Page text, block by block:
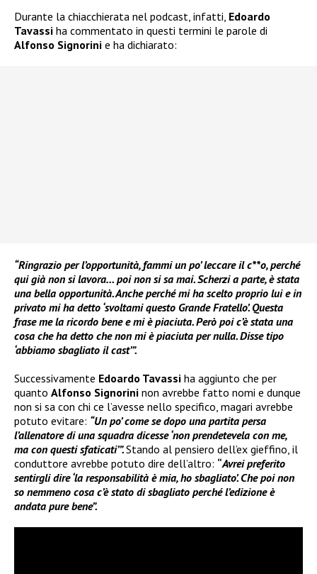
Durante la chiacchierata nel podcast, infatti, Edoardo
Tavassi ha commentato in questi termini le parole di
Alfonso Signorini e ha dichiarato:
“Ringrazio per l’opportunità, fammi un po’ leccare il c**o, perché
qui già non si lavora… poi non si sa mai. Scherzi a parte, è stata
una bella opportunità. Anche perché mi ha scelto proprio lui e in
privato mi ha detto ‘svoltami questo Grande Fratello’. Questa
frase me la ricordo bene e mi è piaciuta. Però poi c’è stata una
cosa che ha detto che non mi è piaciuta per nulla. Disse tipo
‘abbiamo sbagliato il cast’”.
Successivamente Edoardo Tavassi ha aggiunto che per
quanto Alfonso Signorini non avrebbe fatto nomi e dunque
non si sa con chi ce l’avesse nello specifico, magari avrebbe
potuto evitare: “Un po’ come se dopo una partita persa
l’allenatore di una squadra dicesse ‘non prendetevela con me,
ma con questi sfaticati’”.Stando al pensiero dell’ex gieffino, il
conduttore avrebbe potuto dire dell’altro: “Avrei preferito
sentirgli dire ‘la responsabilità è mia, ho sbagliato’. Che poi non
so nemmeno cosa c’è stato di sbagliato perché l’edizione è
andata pure bene”.